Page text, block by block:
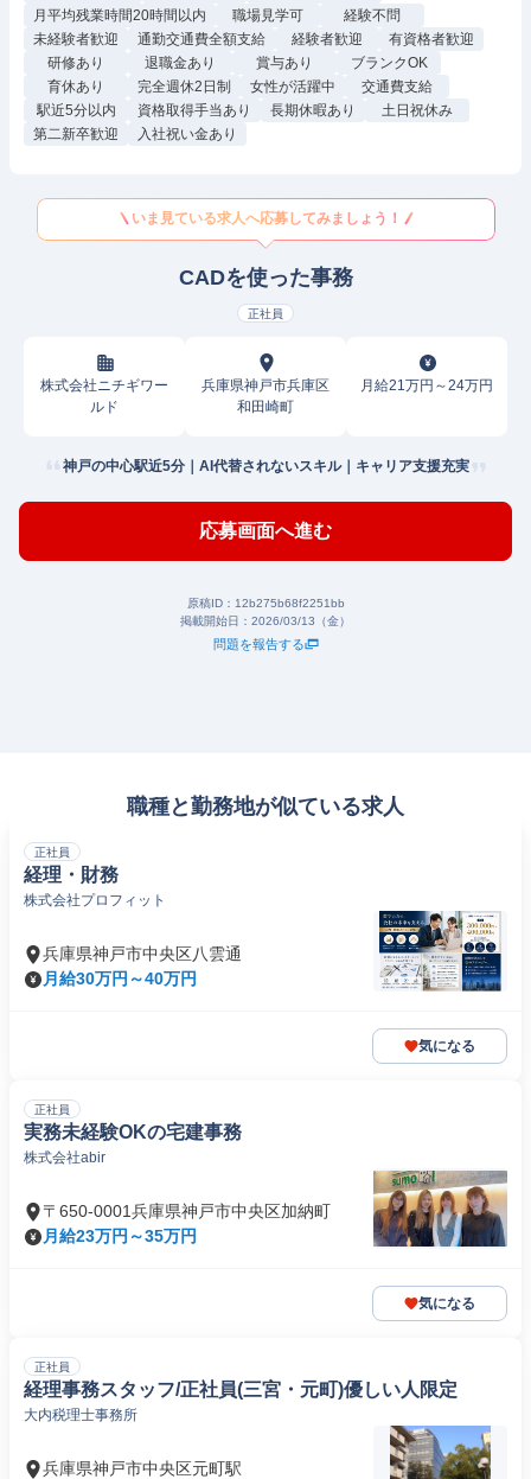
月平均残業時間20時間以内 職場見学可
経験不問
未経験者歓迎
通勤交通費全額支給 経験者歓迎
有資格者歓迎
研修あり
退職金あり 賞与あり
ブランクOK
育休あり
完全週休2日制 女性が活躍中
交通費支給
駅近5分以内
資格取得手当あり 長期休暇あり
土日祝休み
第二新卒歓迎
入社祝い金あり
いま見ている求人へ応募してみましょう！
CADを使った事務
正社員
株式会社ニチギワー
ルド
兵庫県神戸市兵庫区
和田崎町
月給21万円～24万円
神戸の中心駅近5分｜AI代替されないスキル｜キャリア支援充実
応募画面へ進む
原稿ID： 12b275b68f2251bb
掲載開始日： 2026/03/13（金）
問題を報告する
職種と勤務地が似ている求人
正社員
経理・財務
株式会社プロフィット
兵庫県神戸市中央区八雲通
月給30万円～40万円
気になる
正社員
実務未経験OKの宅建事務
株式会社abir
〒650-0001兵庫県神戸市中央区加納町
月給23万円～35万円
気になる
正社員
経理事務スタッフ/正社員(三宮・元町)優しい人限定
大内税理士事務所
兵庫県神戸市中央区元町駅